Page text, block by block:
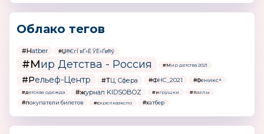
Облако тегов
#Hatber #Џ®ЄгЇ вҐ«Ё ЎЁ«Ґв®ў
#Мир Детства - Россия #Мир детства 2021
#Рельеф-Центр #ТЦ Сфера #ФНС_2021 #Феникс+
#детская одежда #журнал KIDSOBOZ #игрушки #пазлы
#покупатели билетов #скрепкаэкспо #хатбер